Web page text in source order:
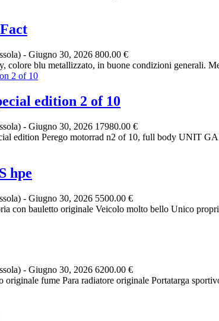
- Giugno 30, 2026 800.00 €
colore blu metallizzato, in buone condizioni generali.
edition 2 of 10
- Giugno 30, 2026 17980.00 €
edition Perego motorrad n2 of 10, full body UNIT
hpe
- Giugno 30, 2026 5500.00 €
con bauletto originale Veicolo molto bello Unico
- Giugno 30, 2026 6200.00 €
fume Para radiatore originale Portatarga